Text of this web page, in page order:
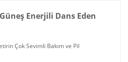
Enerjili Dans Eden
Çok Sevimli Bakım ve Pil